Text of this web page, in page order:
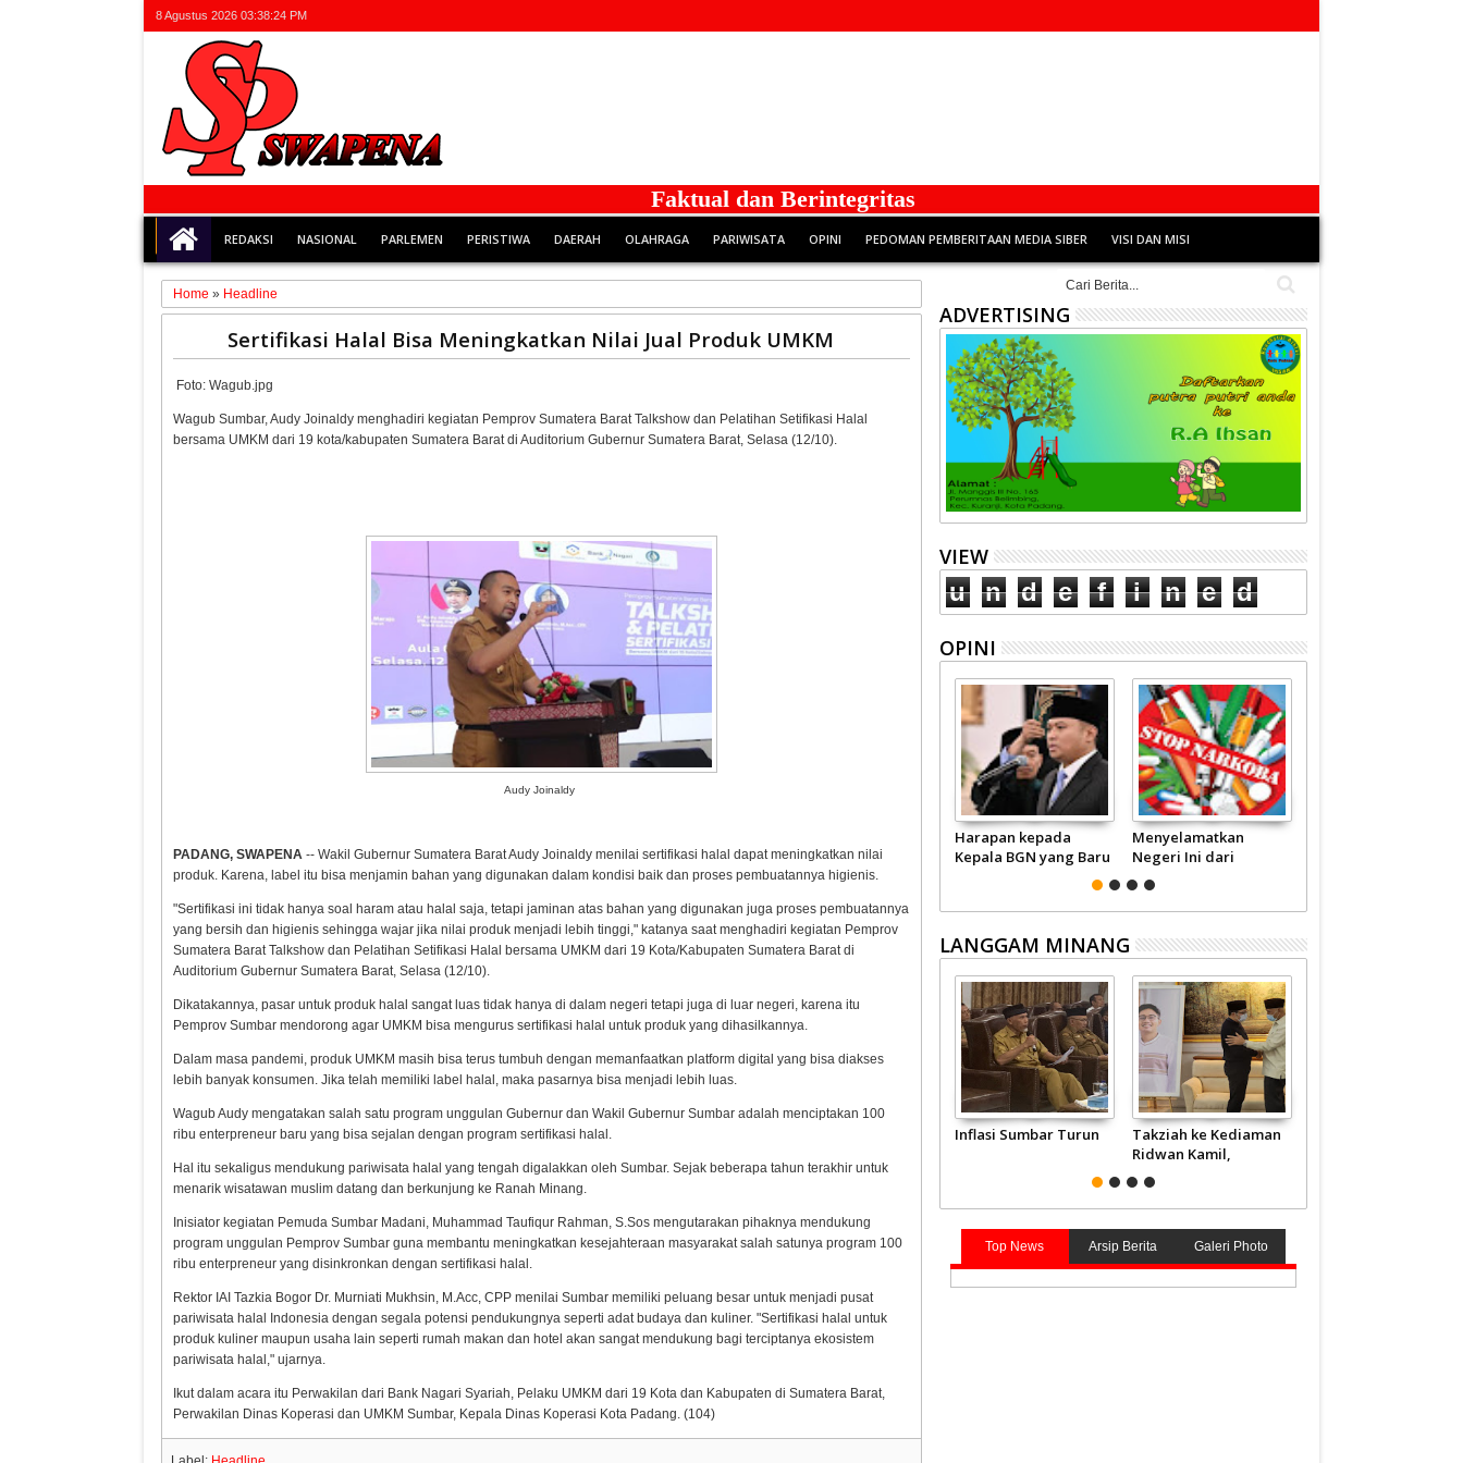
8 Agustus 2026 03:38:24 PM
Faktual dan Berintegritas
REDAKSI NASIONAL PARLEMEN PERISTIWA DAERAH OLAHRAGA PARIWISATA OPINI PEDOMAN PEMBERITAAN MEDIA SIBER VISI DAN MISI
Home » Headline
Sertifikasi Halal Bisa Meningkatkan Nilai Jual Produk UMKM
Foto: Wagub.jpg
Wagub Sumbar, Audy Joinaldy menghadiri kegiatan Pemprov Sumatera Barat Talkshow dan Pelatihan Setifikasi Halal
bersama UMKM dari 19 kota/kabupaten Sumatera Barat di Auditorium Gubernur Sumatera Barat, Selasa (12/10).
Audy Joinaldy
PADANG, SWAPENA -- Wakil Gubernur Sumatera Barat Audy Joinaldy menilai sertifikasi halal dapat meningkatkan nilai
produk. Karena, label itu bisa menjamin bahan yang digunakan dalam kondisi baik dan proses pembuatannya higienis.
"Sertifikasi ini tidak hanya soal haram atau halal saja, tetapi jaminan atas bahan yang digunakan juga proses pembuatannya
yang bersih dan higienis sehingga wajar jika nilai produk menjadi lebih tinggi," katanya saat menghadiri kegiatan Pemprov
Sumatera Barat Talkshow dan Pelatihan Setifikasi Halal bersama UMKM dari 19 Kota/Kabupaten Sumatera Barat di
Auditorium Gubernur Sumatera Barat, Selasa (12/10).
Dikatakannya, pasar untuk produk halal sangat luas tidak hanya di dalam negeri tetapi juga di luar negeri, karena itu
Pemprov Sumbar mendorong agar UMKM bisa mengurus sertifikasi halal untuk produk yang dihasilkannya.
Dalam masa pandemi, produk UMKM masih bisa terus tumbuh dengan memanfaatkan platform digital yang bisa diakses
lebih banyak konsumen. Jika telah memiliki label halal, maka pasarnya bisa menjadi lebih luas.
Wagub Audy mengatakan salah satu program unggulan Gubernur dan Wakil Gubernur Sumbar adalah menciptakan 100
ribu enterpreneur baru yang bisa sejalan dengan program sertifikasi halal.
Hal itu sekaligus mendukung pariwisata halal yang tengah digalakkan oleh Sumbar. Sejak beberapa tahun terakhir untuk
menarik wisatawan muslim datang dan berkunjung ke Ranah Minang.
Inisiator kegiatan Pemuda Sumbar Madani, Muhammad Taufiqur Rahman, S.Sos mengutarakan pihaknya mendukung
program unggulan Pemprov Sumbar guna membantu meningkatkan kesejahteraan masyarakat salah satunya program 100
ribu enterpreneur yang disinkronkan dengan sertifikasi halal.
Rektor IAI Tazkia Bogor Dr. Murniati Mukhsin, M.Acc, CPP menilai Sumbar memiliki peluang besar untuk menjadi pusat
pariwisata halal Indonesia dengan segala potensi pendukungnya seperti adat budaya dan kuliner. "Sertifikasi halal untuk
produk kuliner maupun usaha lain seperti rumah makan dan hotel akan sangat mendukung bagi terciptanya ekosistem
pariwisata halal," ujarnya.
Ikut dalam acara itu Perwakilan dari Bank Nagari Syariah, Pelaku UMKM dari 19 Kota dan Kabupaten di Sumatera Barat,
Perwakilan Dinas Koperasi dan UMKM Sumbar, Kepala Dinas Koperasi Kota Padang. (104)
ADVERTISING
VIEW
u n d e f i n e d
OPINI
Harapan kepada
Kepala BGN yang Baru
Menyelamatkan
Negeri Ini dari
Narkoba
LANGGAM MINANG
Inflasi Sumbar Turun
Takziah ke Kediaman
Ridwan Kamil,
Gubernur Mahyeldi
Doakan Eril Syahid
Top News Arsip Berita Galeri Photo